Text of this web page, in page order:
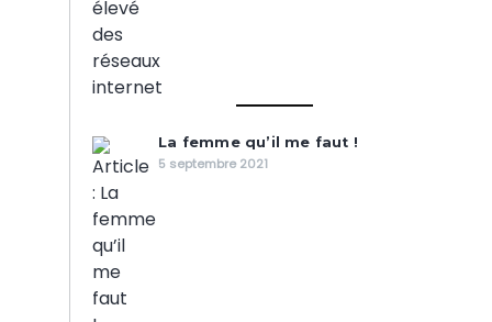
La femme qu’il me faut !
5 septembre 2021